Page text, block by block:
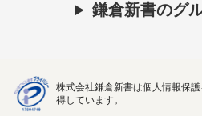
鎌倉新書のグ
株式会社鎌倉新書は個人情報保
得しています。